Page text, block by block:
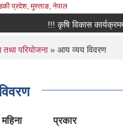
प्रदेश, मुस्ताङ, नेपाल
!!! कृषि विकास
here
तथा परियोजना» आय व्यय विवरण
महिना प्रकार